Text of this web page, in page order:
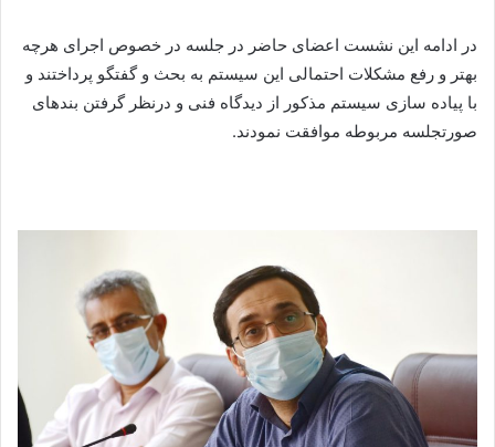
در ادامه این نشست اعضای حاضر در جلسه در خصوص اجرای هرچه
بهتر و رفع مشکلات احتمالی این سیستم به بحث و گفتگو پرداختند و
با پیاده سازی سیستم مذکور از دیدگاه فنی و درنظر گرفتن بندهای
صورتجلسه مربوطه موافقت نمودند.